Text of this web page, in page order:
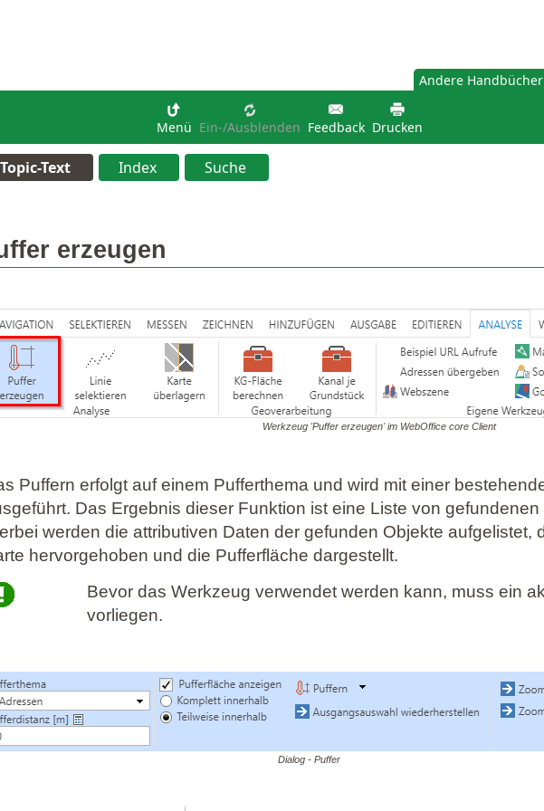
Andere Handbücher
Menü Ein-/Ausblenden Feedback Drucken
Topic-Text Index Suche